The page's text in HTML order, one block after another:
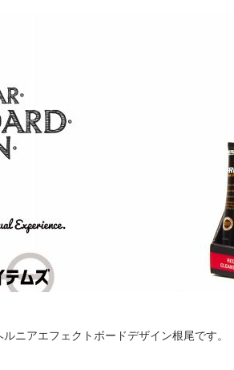
ニアエフェクトボードデザイン根尾です。